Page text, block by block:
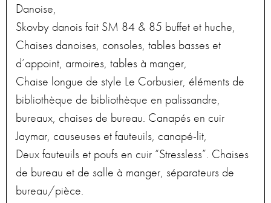
Danoise,
Skovby danois fait SM 84 & 85 buffet et huche,
Chaises danoises, consoles, tables basses et
d’appoint, armoires, tables à manger,
Chaise longue de style Le Corbusier, éléments de
bibliothèque de bibliothèque en palissandre,
bureaux, chaises de bureau. Canapés en cuir
Jaymar, causeuses et fauteuils, canapé-lit,
Deux fauteuils et poufs en cuir “Stressless”. Chaises
de bureau et de salle à manger, séparateurs de
bureau/pièce.